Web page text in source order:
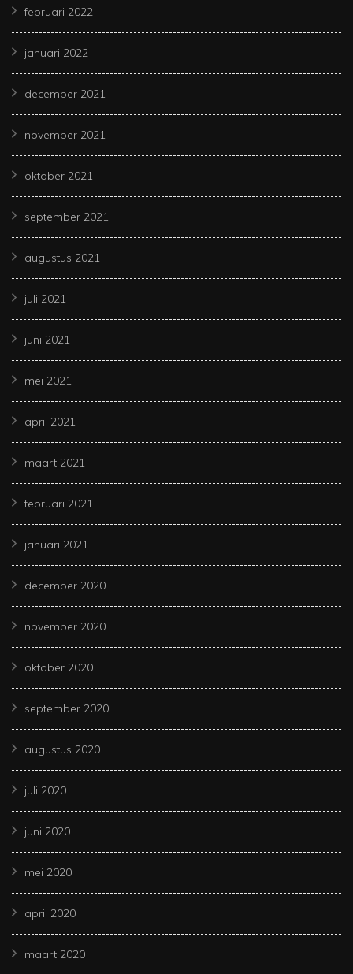
februari 2022
januari 2022
december 2021
november 2021
oktober 2021
september 2021
augustus 2021
juli 2021
juni 2021
mei 2021
april 2021
maart 2021
februari 2021
januari 2021
december 2020
november 2020
oktober 2020
september 2020
augustus 2020
juli 2020
juni 2020
mei 2020
april 2020
maart 2020